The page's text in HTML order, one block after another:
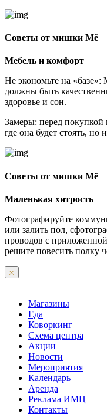
Советы от мишки Мё
Мебель и комфорт
Не экономьте на «базе»:
должны быть
здоровье и сон.
Замеры: перед покупкой
где она будет стоять,
Советы от мишки Мё
Маленькая хитрость
Фотографируйте
или залить пол,
проводов с
решите повесить полку
Магазины
Еда
Коворкинг
Схема центра
Акции
Новости
Мероприятия
Календарь
Аренда
Реклама ИМЦ
Контакты